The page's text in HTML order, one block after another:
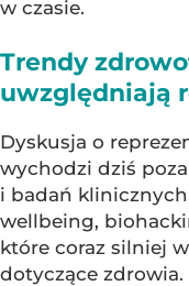
w czasie.
Trendy
uwzględniają
Dyskusja o
wychodzi dziś
i badań
wellbeing,
które coraz silniej
dotyczące zdrowia.